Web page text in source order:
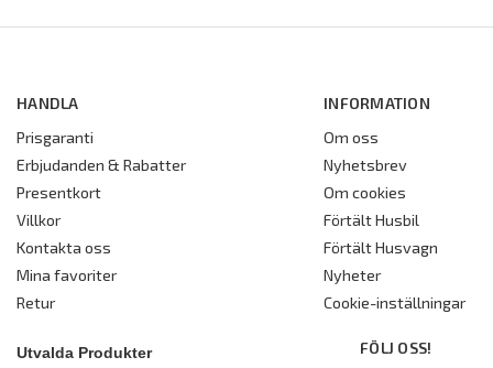
HANDLA
Prisgaranti
Erbjudanden & Rabatter
Presentkort
Villkor
Kontakta oss
Mina favoriter
Retur
INFORMATION
Om oss
Nyhetsbrev
Om cookies
Förtält Husbil
Förtält Husvagn
Nyheter
Cookie-inställningar
Utvalda Produkter FÖLJ OSS!